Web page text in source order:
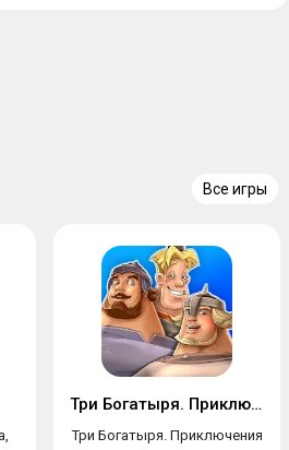
Все игры
Три Богатыря. Приключения
Три Богатыря. Приключения